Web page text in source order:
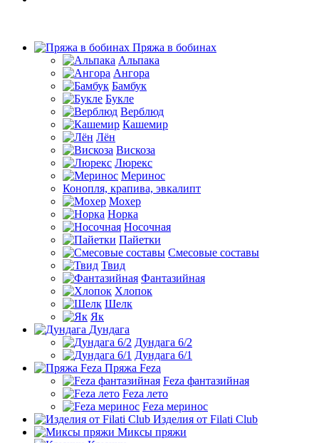
Пряжа в бобинах
Альпака
Ангора
Бамбук
Букле
Верблюд
Кашемир
Лён
Вискоза
Люрекс
Меринос
Конопля, крапива, эвкалипт
Мохер
Норка
Носочная
Пайетки
Смесовые составы
Твид
Фантазийная
Хлопок
Шелк
Як
Дундага
Дундага 6/2
Дундага 6/1
Пряжа Feza
Feza фантазийная
Feza лето
Feza меринос
Изделия от Filati Club
Миксы пряжи